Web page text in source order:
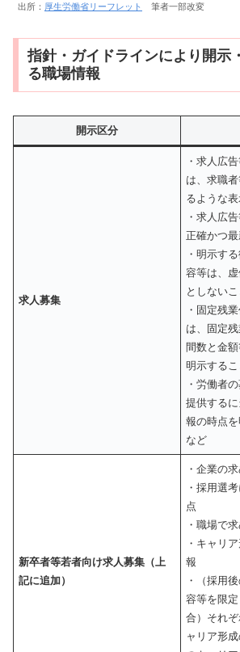
出所： 厚生労働省リーフレット 筆者一部改変
指針・ガイドラインにより開示
る職場情報
開示区分
求人募集
・求人広
は、求職
るような
・求人広
正確かつ
・明示す
容等は、
としないこ
・固定残
は、固定
間数と金
明示するこ
・労働者
提供する
報の時点
など
新卒者等若者向け求人募集（上
記に追加）
・企業の
・採用選
点
・職場で
・キャリ
報
・（採用
容等を限
合）それ
ャリア形